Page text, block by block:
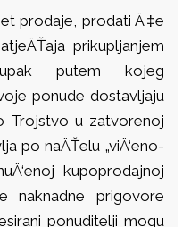
prodaje, prodati Ä‡e
prikupljanjem
putem kojeg
ponude dostavljaju
Trojstvo u zatvorenoj
po naÄŤelu „viÄ‘eno-
kupoprodajnoj
naknadne prigovore
ponuditelji mogu